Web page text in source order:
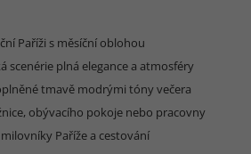
Paříži s měsíční oblohou
scenérie plná elegance a atmosféry
tmavě modrými tóny večera
obývacího pokoje nebo pracovny
Paříže a cestování